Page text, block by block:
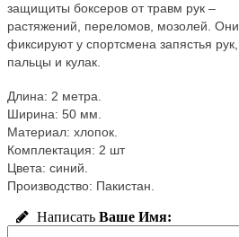
защищиты боксеров от травм рук –
растяжений, переломов, мозолей. Они
фиксируют у спортсмена запястья рук,
пальцы и кулак.
Длина: 2 метра.
Ширина: 50 мм.
Материал: хлопок.
Комплектация: 2 шт
Цвета: синий.
Производство: Пакистан.
Написать Ваше Имя: